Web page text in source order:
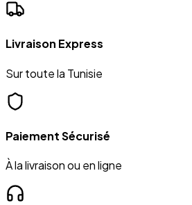
Livraison Express
Sur toute la Tunisie
Paiement Sécurisé
À la livraison ou en ligne